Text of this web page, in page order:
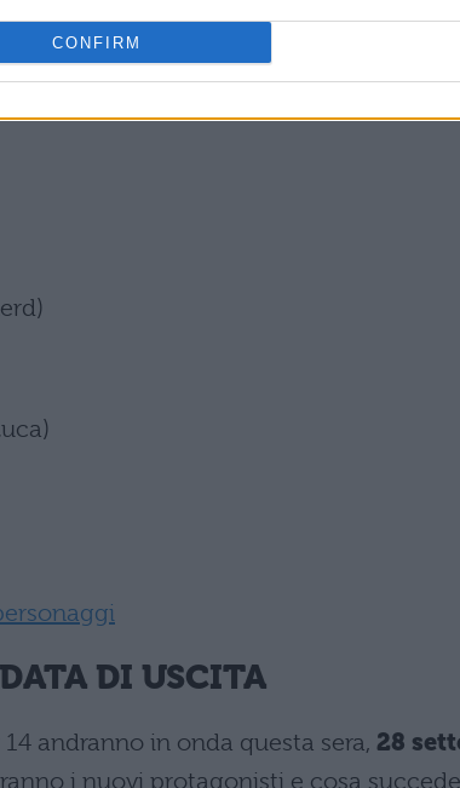
CONFIRM
DI USCITA
andranno in onda questa sera, 28
i nuovi protagonisti e cosa